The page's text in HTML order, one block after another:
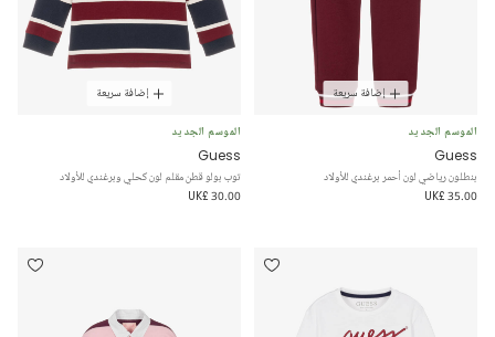
إضافة سريعة
الموسم الجديد
Guess
بنطلون رياضي لون أحمر برغندي للأولاد
UK£ 35.00
إضافة سريعة
الموسم الجديد
Guess
توب بولو قطن مقلم لون كحلي وبرغندي للأولاد
UK£ 30.00